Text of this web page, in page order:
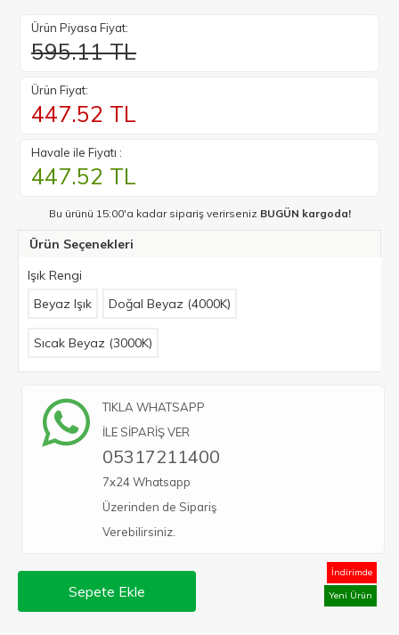
Ürün Piyasa Fiyat:
595.11 TL
Ürün Fiyat:
447.52 TL
Havale ile Fiyatı :
447.52 TL
Bu ürünü 15:00'a kadar sipariş verirseniz BUGÜN kargoda!
Ürün Seçenekleri
Işık Rengi
Beyaz Işık
Doğal Beyaz (4000K)
Sıcak Beyaz (3000K)
TIKLA WHATSAPP
İLE SİPARİŞ VER
05317211400
7x24 Whatsapp
Üzerinden de Sipariş
Verebilirsiniz.
Sepete Ekle
İndirimde
Yeni Ürün